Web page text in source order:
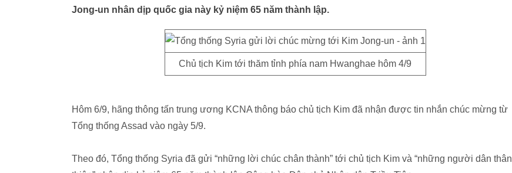
Jong-un nhân dịp quốc gia này kỷ niệm 65 năm thành lập.
Chủ tịch Kim tới thăm tỉnh phía nam Hwanghae hôm 4/9
Hôm 6/9, hãng thông tấn trung ương KCNA thông báo chủ tịch Kim đã nhận được tin nhắn chúc mừng từ
Tổng thống Assad vào ngày 5/9.
Theo đó, Tổng thống Syria đã gửi “những lời chúc chân thành” tới chủ tịch Kim và “những người dân thân